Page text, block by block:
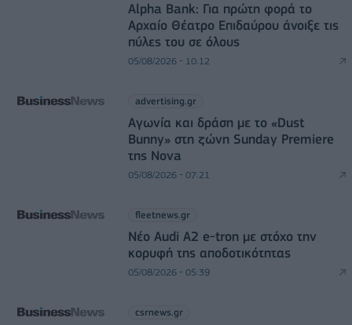
Alpha Bank: Για πρώτη φορά το
Αρχαίο Θέατρο Επιδαύρου άνοιξε τις
πύλες του σε όλους
05/08/2026 - 10:12
advertising.gr
Αγωνία και δράση με το «Dust
Bunny» στη ζώνη Sunday Premiere
της Nova
05/08/2026 - 07:21
fleetnews.gr
Νέο Audi A2 e-tron με στόχο την
κορυφή της αποδοτικότητας
05/08/2026 - 05:39
csrnews.gr